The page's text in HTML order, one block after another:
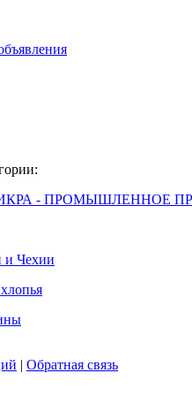
- ПРОМЫШЛЕННОЕ
и Чехии
| Обратная связь